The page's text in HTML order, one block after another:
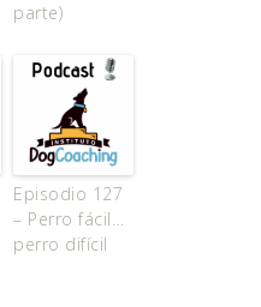
parte)
Episodio 127
– Perro fácil…
perro difícil